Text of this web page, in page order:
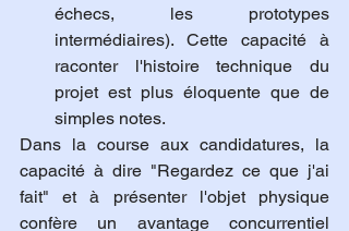
échecs, les prototypes
intermédiaires). Cette capacité à
raconter l'histoire technique du
projet est plus éloquente que de
simples notes.
Dans la course aux candidatures, la
capacité à dire "Regardez ce que j'ai
fait" et à présenter l'objet physique
confère un avantage concurrentiel